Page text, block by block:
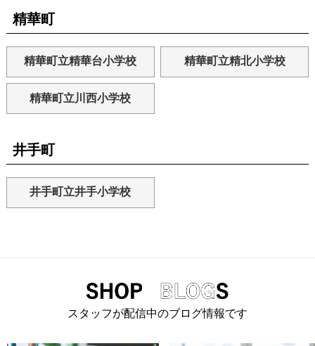
精華町
精華町立精華台小学校 精華町立精北小学校
精華町立川西小学校
井手町
井手町立井手小学校
スタッフが配信中のブログ情報です